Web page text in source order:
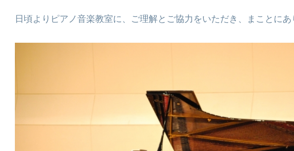
日頃よりピアノ音楽教室に、ご理解とご協力をいただき、まことにあ